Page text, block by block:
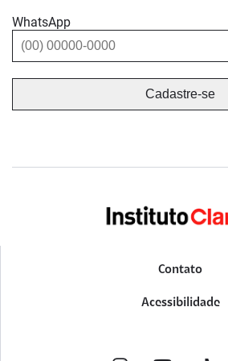
WhatsApp
Contato
Acessibilidade